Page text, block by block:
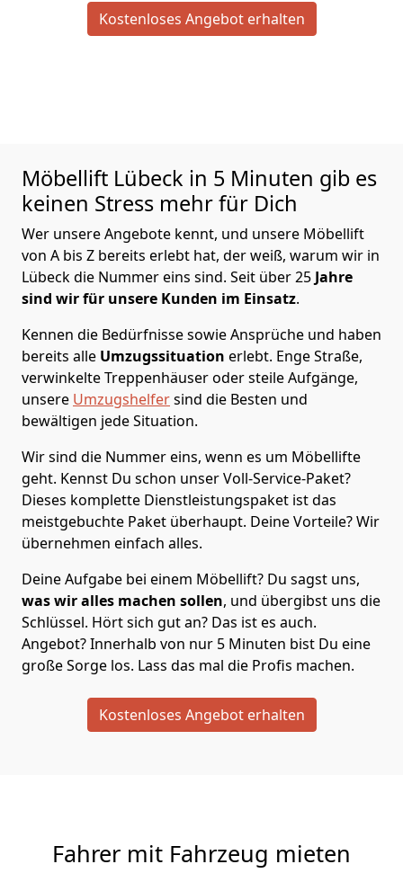
Kostenloses Angebot erhalten
Möbellift Lübeck in 5 Minuten gib es
keinen Stress mehr für Dich
Wer unsere Angebote kennt, und unsere Möbellift
von A bis Z bereits erlebt hat, der weiß, warum wir in
Lübeck die Nummer eins sind. Seit über 25 Jahre
sind wir für unsere Kunden im Einsatz.
Kennen die Bedürfnisse sowie Ansprüche und haben
bereits alle Umzugssituation erlebt. Enge Straße,
verwinkelte Treppenhäuser oder steile Aufgänge,
unsere Umzugshelfersind die Besten und
bewältigen jede Situation.
Wir sind die Nummer eins, wenn es um Möbellifte
geht. Kennst Du schon unser Voll-Service-Paket?
Dieses komplette Dienstleistungspaket ist das
meistgebuchte Paket überhaupt. Deine Vorteile? Wir
übernehmen einfach alles.
Deine Aufgabe bei einem Möbellift? Du sagst uns,
was wir alles machen sollen, und übergibst uns die
Schlüssel. Hört sich gut an? Das ist es auch.
Angebot? Innerhalb von nur 5 Minuten bist Du eine
große Sorge los. Lass das mal die Profis machen.
Kostenloses Angebot erhalten
Fahrer mit Fahrzeug mieten